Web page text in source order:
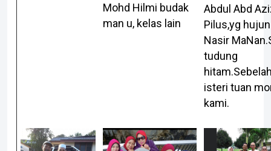
Mohd Hilmi budak
man u, kelas lain
Abdul Abd
Pilus,yg
Nasir
tudung
isteri tuan
kami.